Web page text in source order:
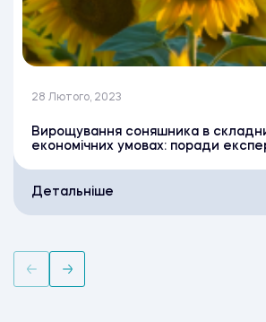
28 Лютого, 2023
Вирощування соняшника в
економічних умовах: поради
Детальніше